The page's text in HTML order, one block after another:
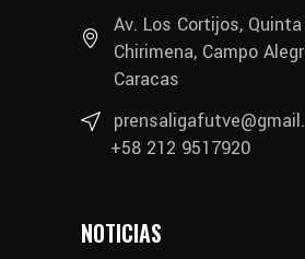
Av. Los Cortijos, Quinta
Chirimena, Campo
Caracas
+58 212 9517920
NOTICIAS